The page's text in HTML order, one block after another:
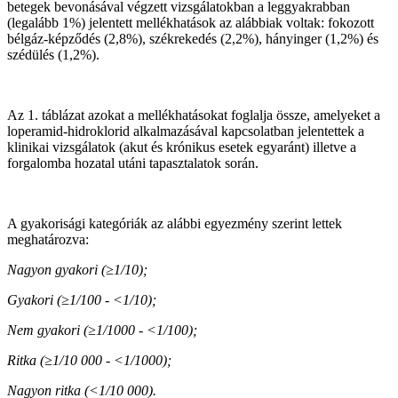
betegek bevonásával végzett vizsgálatokban a leggyakrabban
(legalább 1%) jelentett mellékhatások az alábbiak voltak: fokozott
bélgáz-képződés (2,8%), székrekedés (2,2%), hányinger (1,2%) és
szédülés (1,2%).
Az 1. táblázat azokat a mellékhatásokat foglalja össze, amelyeket a
loperamid-hidroklorid alkalmazásával kapcsolatban jelentettek a
klinikai vizsgálatok (akut és krónikus esetek egyaránt) illetve a
forgalomba hozatal utáni tapasztalatok során.
A gyakorisági kategóriák az alábbi egyezmény szerint lettek
meghatározva:
Nagyon gyakori (≥1/10);
Gyakori (≥1/100 - <1/10);
Nem gyakori (≥1/1000 - <1/100);
Ritka (≥1/10 000 - <1/1000);
Nagyon ritka (<1/10 000).